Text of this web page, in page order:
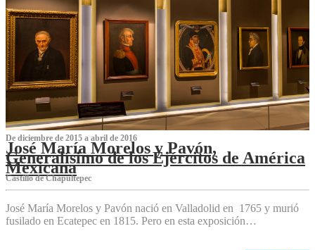
De diciembre de 2015 a abril de 2016
José María Morelos y Pavón,
Generalísimo de los Ejércitos de América
Mexicana
C‌astillo de Chapultepec
José María Morelos y Pavón nació en Valladolid en 1765 y murió
fusilado en Ecatepec en 1815. Pero en esta exposición…